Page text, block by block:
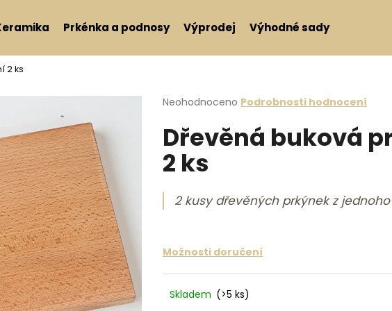
Prkénka a podnosy Výprodej Výhodné sady
2 ks
Průměrné hodnocení produktu je 0,0 z 5
Neohodnoceno Podrobnosti hodnocení
Dřevěná buková
2 ks
2 kusy dřevěných prkýnek z
Možnosti doručení
Skladem (>5 ks)
Co potřebujete najít?
HLEDAT
Doporučujeme